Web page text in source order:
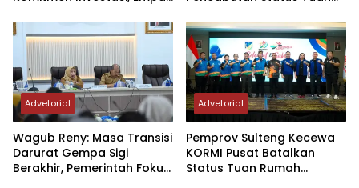
2027
Advetorial
Wagub Reny: Masa Transisi
Darurat Gempa Sigi
Berakhir, Pemerintah Fokus
Advetorial
Pemprov Sulteng Kecewa
KORMI Pusat Batalkan
Status Tuan Rumah